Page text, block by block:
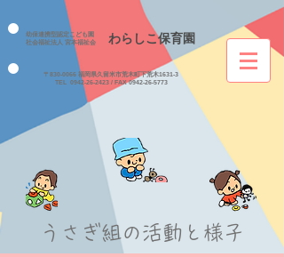
幼保連携型認定こども園
社会福祉法人​ 宮本福祉会
わらしこ保育園
〒830-0066 福岡県久留米市荒木町下荒木1631-3
TEL 0942-26-2423 / FAX0942-26-5773
​うさぎ組の活動と様子